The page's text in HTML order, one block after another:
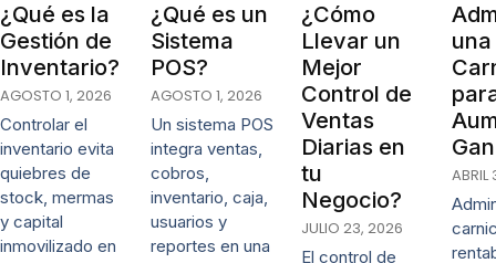
¿Qué es la
Gestión de
Inventario?
AGOSTO 1, 2026
Controlar el
inventario evita
quiebres de
stock, mermas
y capital
inmovilizado en
¿Qué es un
Sistema
POS?
AGOSTO 1, 2026
Un sistema POS
integra ventas,
cobros,
inventario, caja,
usuarios y
reportes en una
¿Cómo
Llevar un
Mejor
Control de
Ventas
Diarias en
tu
Negocio?
JULIO 23, 2026
El control de
una